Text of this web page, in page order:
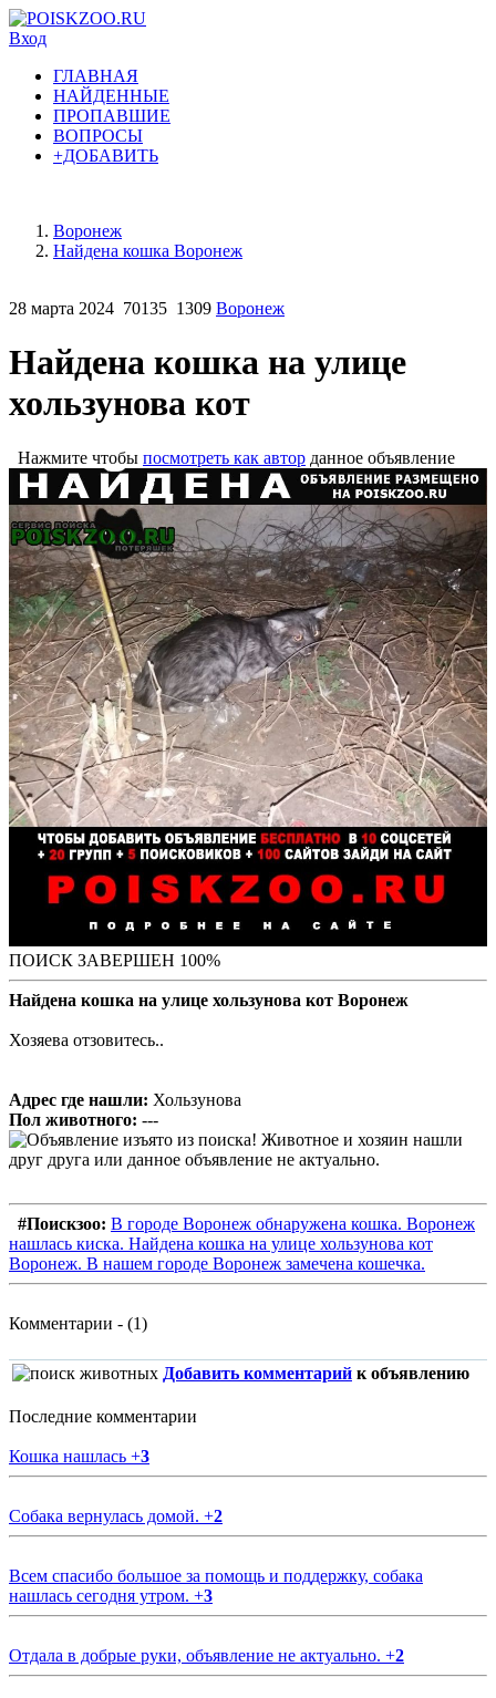
Вход
ГЛАВНАЯ
НАЙДЕННЫЕ
ПРОПАВШИЕ
ВОПРОСЫ
+ДОБАВИТЬ
Воронеж
Найдена кошка Воронеж
28 марта 2024 70135 1309 Воронеж
Найдена кошка на улице
хользунова кот
Нажмите чтобы посмотреть как автор данное объявление
ПОИСК ЗАВЕРШЕН 100%
Найдена кошка на улице хользунова кот Воронеж
Хозяева отзовитесь..
Адрес где нашли: Хользунова
Пол животного: ---
#Поискзоо: В городе Воронеж обнаружена кошка. Воронеж
нашлась киска. Найдена кошка на улице хользунова кот
Воронеж. В нашем городе Воронеж замечена кошечка.
Комментарии - (1)
Добавить комментарий к объявлению
Последние комментарии
Кошка нашлась +3
Собака вернулась домой. +2
Всем спасибо большое за помощь и поддержку, собака
нашлась сегодня утром. +3
Отдала в добрые руки, объявление не актуально. +2